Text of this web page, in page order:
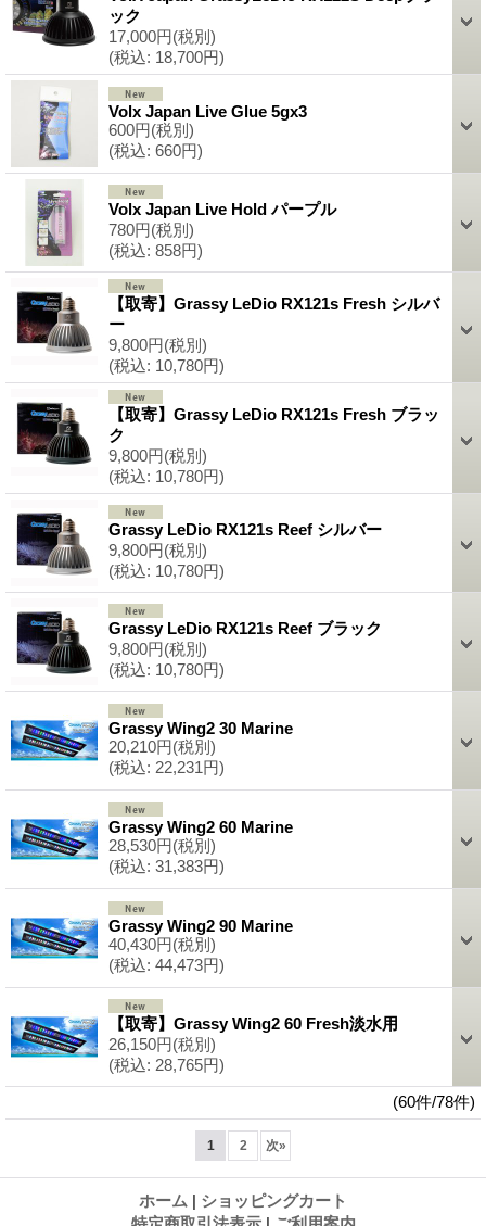
ック
17,000円(税別)
(税込: 18,700円)
Volx Japan Live Glue 5gx3
600円(税別)
(税込: 660円)
Volx Japan Live Hold パープル
780円(税別)
(税込: 858円)
【取寄】Grassy LeDio RX121s Fresh シルバ
ー
9,800円(税別)
(税込: 10,780円)
【取寄】Grassy LeDio RX121s Fresh ブラッ
ク
9,800円(税別)
(税込: 10,780円)
Grassy LeDio RX121s Reef シルバー
9,800円(税別)
(税込: 10,780円)
Grassy LeDio RX121s Reef ブラック
9,800円(税別)
(税込: 10,780円)
Grassy Wing2 30 Marine
20,210円(税別)
(税込: 22,231円)
Grassy Wing2 60 Marine
28,530円(税別)
(税込: 31,383円)
Grassy Wing2 90 Marine
40,430円(税別)
(税込: 44,473円)
【取寄】Grassy Wing2 60 Fresh淡水用
26,150円(税別)
(税込: 28,765円)
(60件/78件)
1 2 次»
ホーム | ショッピングカート